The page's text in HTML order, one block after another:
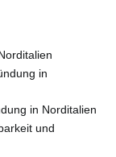
in
in Norditalien
und